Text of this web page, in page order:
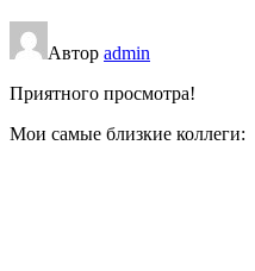
Автор admin
Приятного просмотра!
Мои самые близкие коллеги: